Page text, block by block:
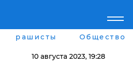
Города
Луганск
рашисты Общество
10 августа 2023, 19:28